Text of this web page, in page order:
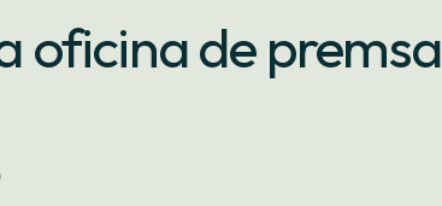
oficina de premsa